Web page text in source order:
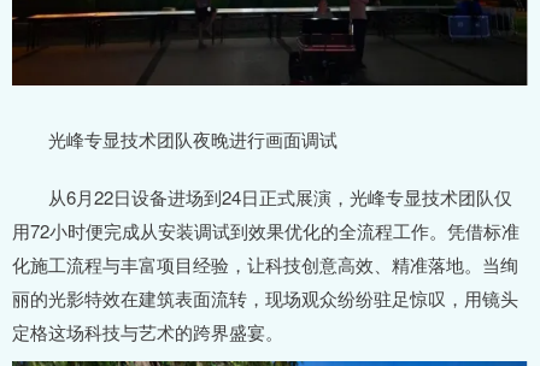
光峰专显技术团队夜晚进行画面调试
从6月22日设备进场到24日正式展演，光峰专显技术团队仅
用72小时便完成从安装调试到效果优化的全流程工作。凭借标准
化施工流程与丰富项目经验，让科技创意高效、精准落地。当绚
丽的光影特效在建筑表面流转，现场观众纷纷驻足惊叹，用镜头
定格这场科技与艺术的跨界盛宴。